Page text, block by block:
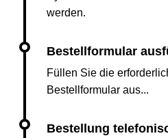
werden.
Füllen Sie die
Bestellformular aus...